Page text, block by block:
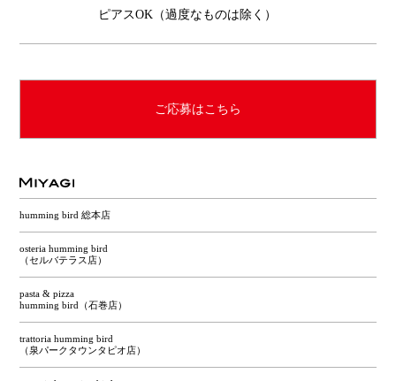
ピアスOK（過度なものは除く）
ご応募はこちら
humming bird 総本店
osteria humming bird
（セルバテラス店）
pasta & pizza
humming bird（石巻店）
trattoria humming bird
（泉パークタウンタピオ店）